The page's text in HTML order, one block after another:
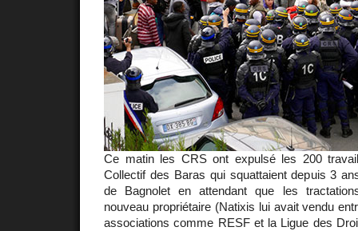
Ce matin les CRS ont expulsé les 200
Collectif des Baras qui squattaient depuis 3
de Bagnolet en attendant que les
nouveau propriétaire (Natixis lui avait vendu
associations comme RESF et la Ligue des